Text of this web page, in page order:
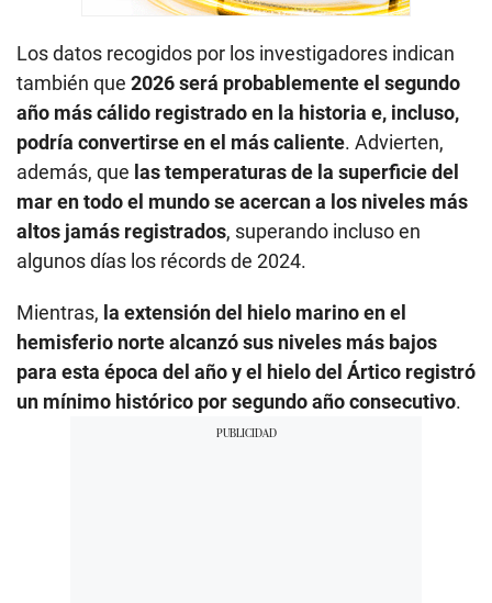
Los datos recogidos por los investigadores indican
también que 2026 será probablemente el segundo
año más cálido registrado en la historia e, incluso,
podría convertirse en el más caliente. Advierten,
además, que las temperaturas de la superficie del
mar en todo el mundo se acercan a los niveles más
altos jamás registrados, superando incluso en
algunos días los récords de 2024.
Mientras, la extensión del hielo marino en el
hemisferio norte alcanzó sus niveles más bajos
para esta época del año y el hielo del Ártico registró
un mínimo histórico por segundo año consecutivo.